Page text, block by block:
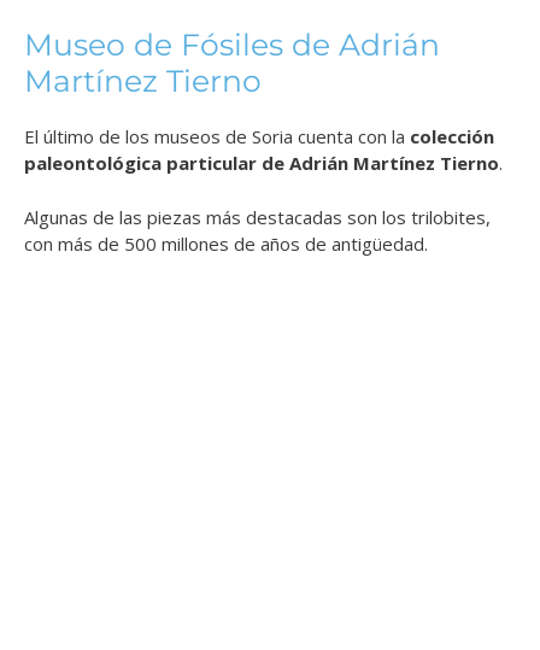
Museo de Fósiles de Adrián
Martínez Tierno
El último de los museos de Soria cuenta con la colección
paleontológica particular de Adrián Martínez Tierno.
Algunas de las piezas más destacadas son los trilobites,
con más de 500 millones de años de antigüedad.